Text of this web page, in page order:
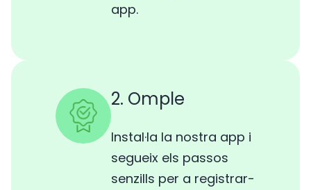
app.
2. Omple
Instal·la la nostra app i
segueix els passos
senzills per a registrar-